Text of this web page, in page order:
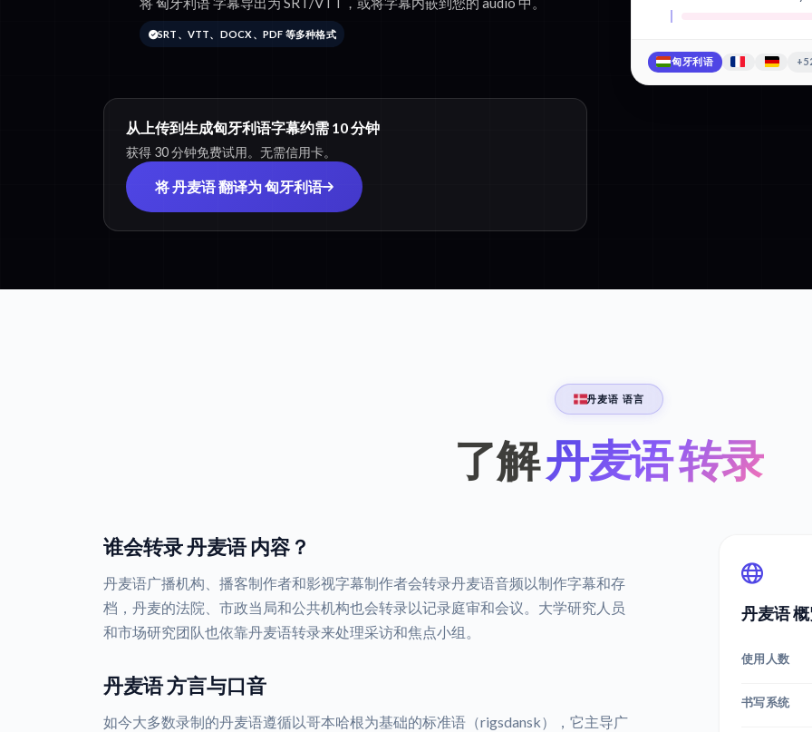
SRT、VTT、DOCX、PDF 等多种格式
从上传到生成匈牙利语字幕约需 10 分钟
获得 30 分钟免费试用。无需信用卡。
将 丹麦语 翻译为 匈牙利语
匈牙利语
丹麦语 语言
了解丹麦语 转录
谁会转录 丹麦语 内容？
丹麦语广播机构、播客制作者和影视字幕制作者会转录丹麦语音频以制作字幕和存
档，丹麦的法院、市政当局和公共机构也会转录以记录庭审和会议。大学研究人员
和市场研究团队也依靠丹麦语转录来处理采访和焦点小组。
丹麦语 方言与口音
如今大多数录制的丹麦语遵循以哥本哈根为基础的标准语（rigsdansk），它主导广
丹麦语
使用人数
书写系统